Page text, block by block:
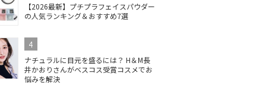
【2026最新】プチプラフェイスパウダー
の人気ランキング＆おすすめ7選
4
ナチュラルに目元を盛るには？ H＆M長
井かおりさんがベスコス受賞コスメでお
悩みを解決